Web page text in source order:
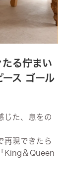
る佇まい
ス ゴール
じた、息をの
再現できたら
King＆Queen